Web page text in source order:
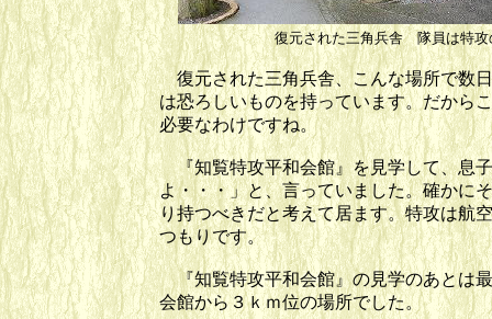
復元された三角兵舎 隊員は特攻
復元された三角兵舎、こんな場所で数
は恐ろしいものを持っています。だから
必要なわけですね。
『知覧特攻平和会館』を見学して、息
よ・・・」と、言っていました。確かに
り持つべきだと考えて居ます。特攻は航
つもりです。
『知覧特攻平和会館』の見学のあとは
会館から３ｋｍ位の場所でした。